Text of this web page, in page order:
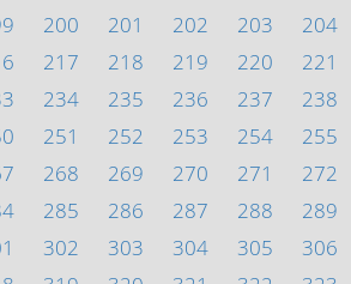
200 201 202 203 204
217 218 219 220 221
234 235 236 237 238
251 252 253 254 255
268 269 270 271 272
285 286 287 288 289
302 303 304 305 306